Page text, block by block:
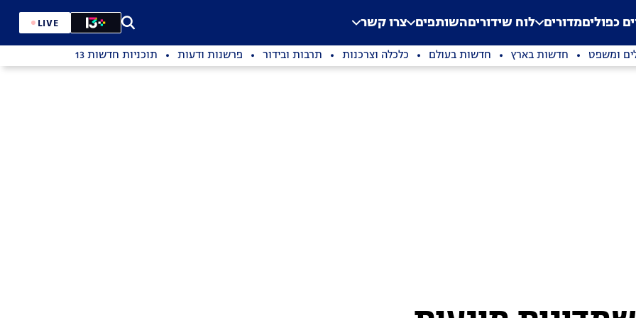
Application error: a
. כפוליםמדורים לוח שידוריםהשותפים צרו קשר LIVE
ומשפט חדשות בארץ חדשות בעולם כלכלה וצרכנות תרבות ובידור פרשנות ודעות תוכניות חדשות 13